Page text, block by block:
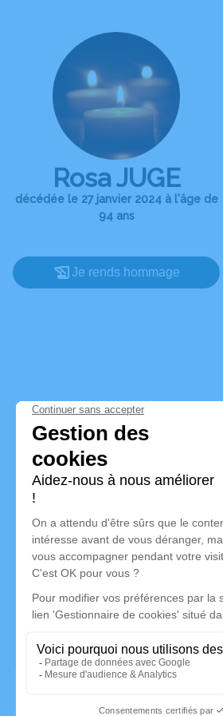
Rosa JUGE
décédée le 27 janvier 2024 à l'âge de
94 ans
Je rends hommage